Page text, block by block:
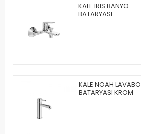
KALE IRIS BANYO
BATARYASI
KALE NOAH LAVABO
BATARYASI KROM